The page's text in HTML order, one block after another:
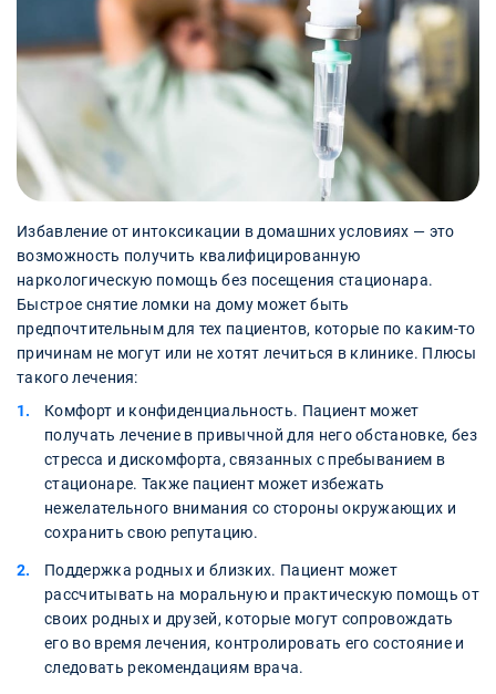
Избавление от интоксикации в домашних условиях — это
возможность получить квалифицированную
наркологическую помощь без посещения стационара.
Быстрое снятие ломки на дому может быть
предпочтительным для тех пациентов, которые по каким-то
причинам не могут или не хотят лечиться в клинике. Плюсы
такого лечения:
Комфорт и конфиденциальность. Пациент может
получать лечение в привычной для него обстановке, без
стресса и дискомфорта, связанных с пребыванием в
стационаре. Также пациент может избежать
нежелательного внимания со стороны окружающих и
сохранить свою репутацию.
Поддержка родных и близких. Пациент может
рассчитывать на моральную и практическую помощь от
своих родных и друзей, которые могут сопровождать
его во время лечения, контролировать его состояние и
следовать рекомендациям врача.